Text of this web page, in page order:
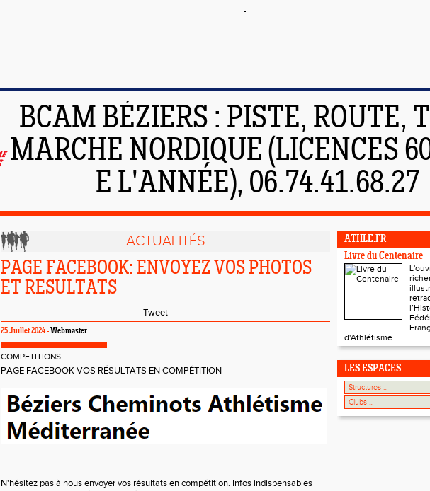
BCAM BÉZIERS : PISTE, ROUTE,
MARCHE NORDIQUE (LICENCES
E L'ANNÉE), 06.74.41.68.27
ACTUALITÉS
PAGE FACEBOOK: ENVOYEZ VOS PHOTOS
ET RESULTATS
Tweet
25 Juillet 2024 -Webmaster
COMPETITIONS
PAGE FACEBOOK VOS RÉSULTATS EN COMPÉTITION
N'hésitez pas à nous envoyer vos résultats en compétition. Infos indispensables
ATHLE.FR
Livre du Centenaire
d'Athlétisme.
LES ESPACES